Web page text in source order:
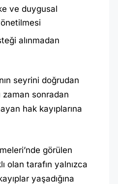
ve duygusal
alınmadan
seyrini doğrudan
sonradan
hak kayıplarına
görülen
olan tarafın yalnızca
yaşadığına